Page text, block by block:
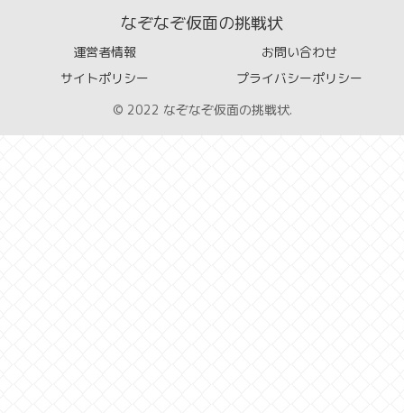
なぞなぞ仮面の挑戦状
運営者情報
お問い合わせ
サイトポリシー
プライバシーポリシー
© 2022 なぞなぞ仮面の挑戦状.